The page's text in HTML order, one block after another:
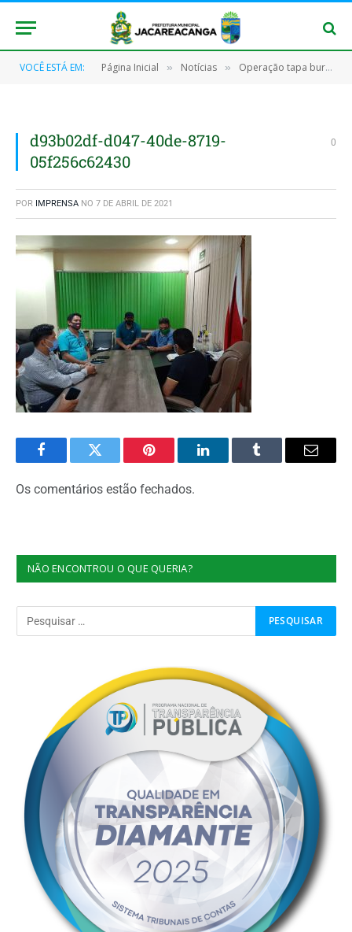
VOCÊ ESTÁ EM: Página Inicial » Notícias » Operação tapa buraco deve acontecer ainda esse mês nas vias públicas de Jacareacanga
d93b02df-d047-40de-8719-
05f256c62430
0
POR IMPRENSA NO 7 DE ABRIL DE 2021
FacebookTwitter Pinterest O
Tumblr
E-
Os comentários estão fechados.
NÃO ENCONTROU O QUE QUERIA?